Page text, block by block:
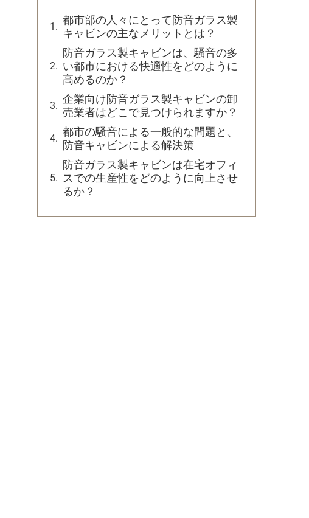
都市部の人々にとって防音ガラス製
キャビンの主なメリットとは？
防音ガラス製キャビンは、騒音の多
い都市における快適性をどのように
高めるのか？
企業向け防音ガラス製キャビンの卸
売業者はどこで見つけられますか？
都市の騒音による一般的な問題と、
防音キャビンによる解決策
防音ガラス製キャビンは在宅オフィ
スでの生産性をどのように向上させ
るか？